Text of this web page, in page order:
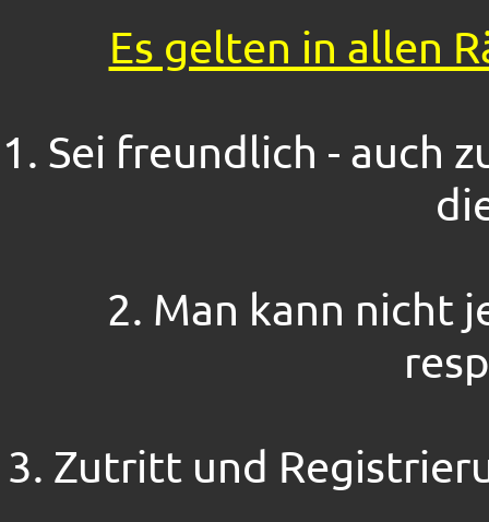
Es gelten in allen
1. Sei freundlich - auch
2. Man kann nicht
3. Zutritt und